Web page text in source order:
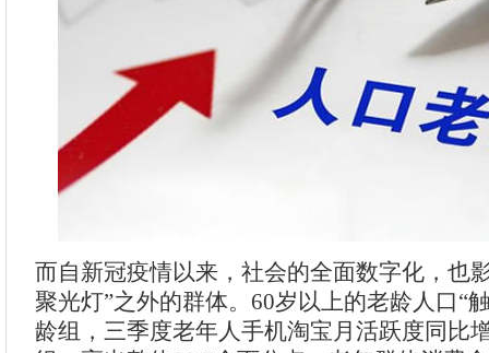
而自新冠疫情以来，社会的全面数字化，也
聚光灯”之外的群体。60岁以上的老龄人口“
龄组，三季度老年人手机淘宝月活跃度同比